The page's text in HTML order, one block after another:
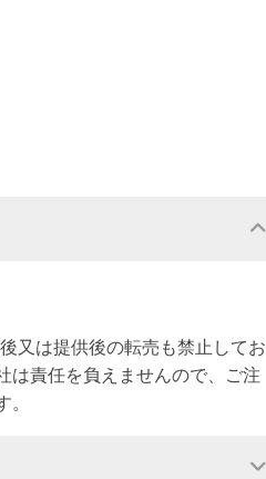
又は提供後の転売も禁止してお
は責任を負えませんので、ご注